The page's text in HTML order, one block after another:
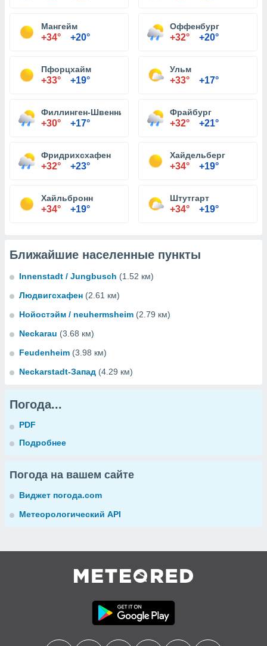
Мангейм
+34° +20°
Оффенбург
+32° +20°
Пфорцхайм
+33° +19°
Ульм
+33° +17°
Филлинген-Швеннинген
+30° +17°
Фрайбург
+32° +21°
Фридрихсхафен
+32° +23°
Хайдельберг
+34° +19°
Хайльбронн
+34° +19°
Штутгарт
+34° +19°
Ближайшие населенные пункты
Innenstadt / Jungbusch (1.52 км)
Людвигсхафен (2.61 км)
Нойостэйм / neuhermsheim (2.79 км)
Neckarau (3.68 км)
Feudenheim (3.98 км)
Neckarstadt-Запад (4.29 км)
Погода...
PDF
Подробнее
Погода на вашем сайте
Виджет погода.com
Метеорологический API